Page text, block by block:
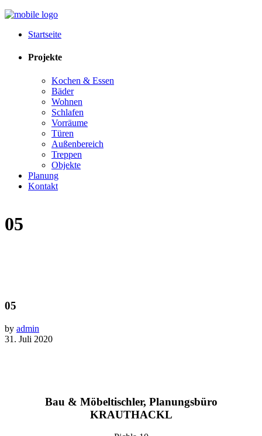
Startseite
Projekte
Kochen & Essen
Bäder
Wohnen
Schlafen
Vorräume
Türen
Außenbereich
Treppen
Objekte
Planung
Kontakt
05
05
by admin
31. Juli 2020
Bau & Möbeltischler, Planungsbüro
KRAUTHACKL